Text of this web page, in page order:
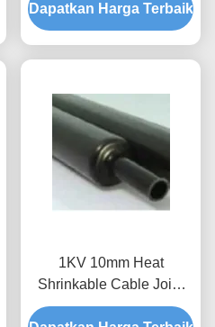
Linked
Dapatkan Harga Terbaik
1KV 10mm Heat
Shrinkable Cable Joint
Termination Hitam